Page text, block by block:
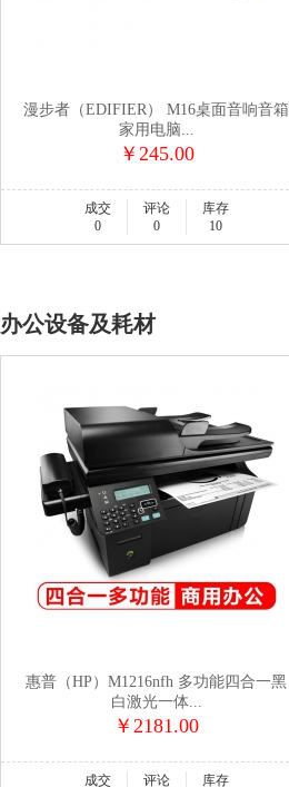
漫步者（EDIFIER） M16桌面音响音箱
家用电脑...
￥245.00
成交
0
评论
0
库存
10
办公设备及耗材
惠普（HP）M1216nfh 多功能四合一黑
白激光一体...
￥2181.00
成交 评论 库存